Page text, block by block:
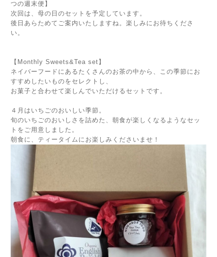
つの週末便】
次回は、母の日のセットを予定しています。
後日あらためてご案内いたしますね。楽しみにお待ちくださ
い。
【Monthly Sweets&Tea set】
ネイバーフードにあるたくさんのお茶の中から、この季節にお
すすめしたいものをセレクトし、
お菓子と合わせて楽しんでいただけるセットです。
４月はいちごのおいしい季節。
旬のいちごのおいしさを詰めた、朝食が楽しくなるようなセッ
トをご用意しました。
朝食に、ティータイムにお楽しみくださいませ！